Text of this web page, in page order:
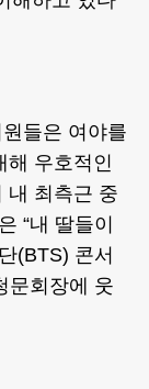
들은 여야를
해 우호적인
내 최측근 중
“내 딸들이
(BTS) 콘서
문회장에 웃